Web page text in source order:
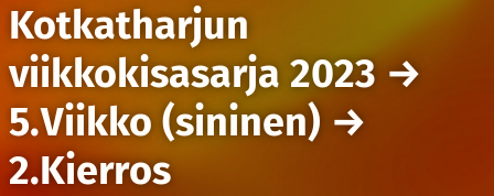
Kotkatharjun
viikkokisasarja 2023→
5.Viikko (sininen) →
2.Kierros